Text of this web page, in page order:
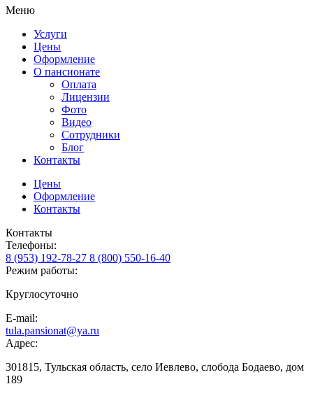
Меню
Услуги
Цены
Оформление
О пансионате
Оплата
Лицензии
Фото
Видео
Сотрудники
Блог
Контакты
Цены
Оформление
Контакты
Контакты
Телефоны:
8 (953) 192-78-27 8 (800) 550-16-40
Режим работы:
Круглосуточно
E-mail:
tula.pansionat@ya.ru
Адрес:
301815, Тульская область, село Иевлево, слобода Бодаево, дом
189